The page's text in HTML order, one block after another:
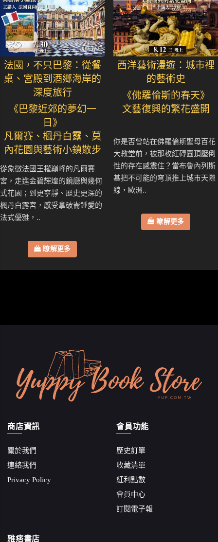
法國，不只巴黎：從餐
桌、宮殿到酒鄉海岸的
深度旅行
《巴黎近郊的夢幻一
日》
凡爾賽、楓丹白露、莫
內花園與藝術小鎮散步
從象徵法國王權巔峰的凡爾賽
宮，走進金碧輝煌的鏡廳與幾何
式花園；到更寧靜、歷史更深的
楓丹白露宮，感受拿破崙鍾愛的
法式優雅，..
瞭解更多
西洋藝術漫遊：城市裡
的藝術史
《佛羅倫斯的春天》
文藝復興的繁花盛開
你是否曾站在佛羅倫斯聖母百花
大教堂前，被那枚紅磚圓頂壓倒
性的存在感震住？當布魯內列斯
基把不可能的穹頂推上城市天際
線，歐洲..
瞭解更多
商店資訊
關於我們
連絡我們
Privacy Policy
會員功能
歷史訂單
收藏清單
紅利點數
會員中心
訂閱電子報
雅痞書店